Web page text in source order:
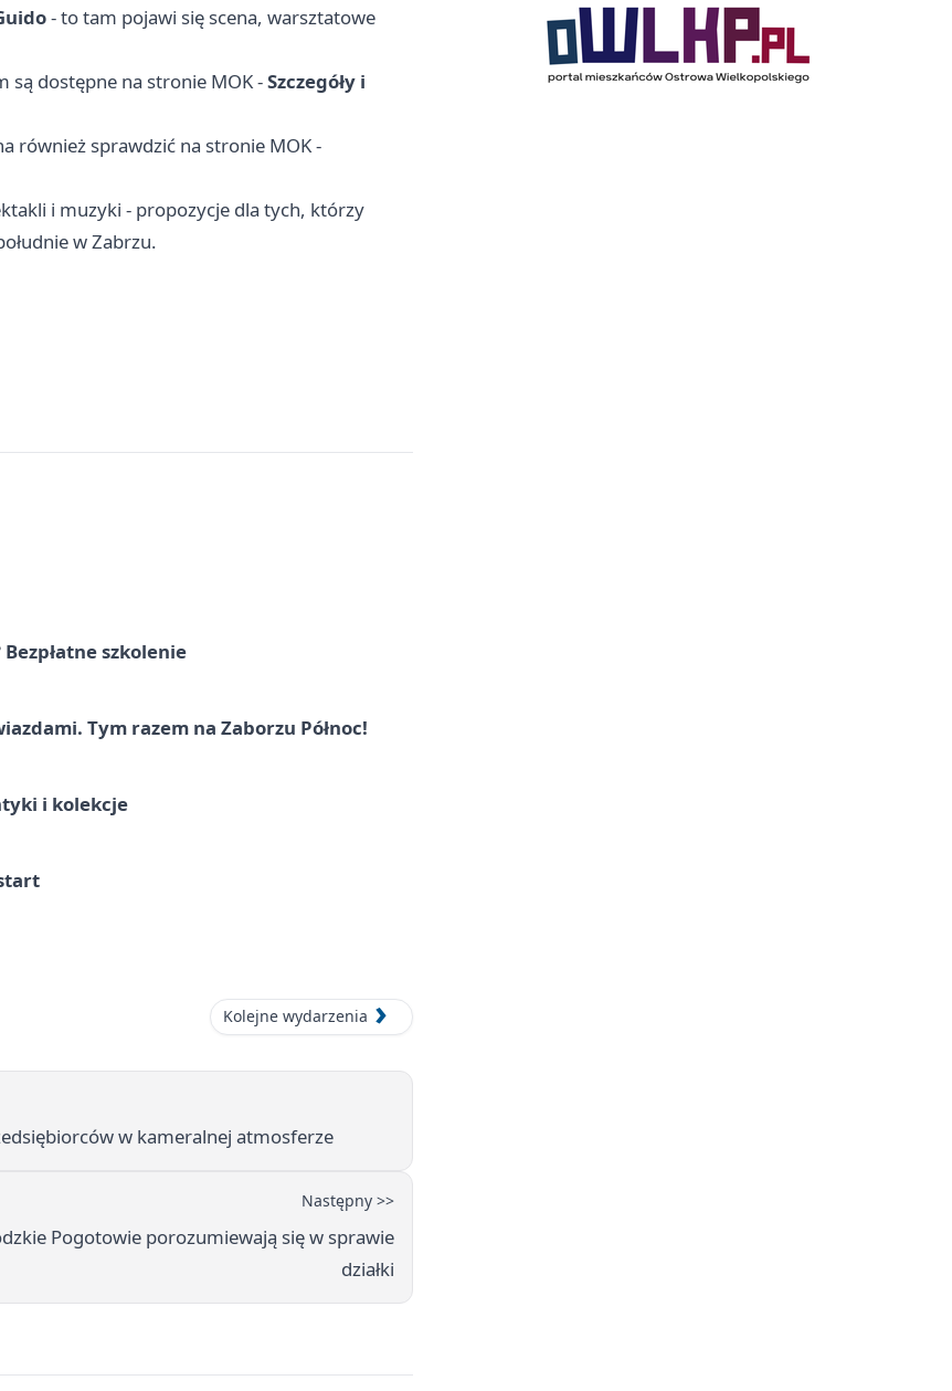
- to tam pojawi się scena, warsztatowe
są dostępne na stronie MOK -Szczegóły i
również sprawdzić na stronie MOK -
i muzyki - propozycje dla tych, którzy
w Zabrzu.
szkolenie
Tym razem na Zaborzu Północ!
i kolekcje
Kolejne wydarzenia
w kameralnej atmosferze
Następny >>
Pogotowie porozumiewają się w sprawie
działki